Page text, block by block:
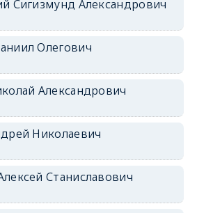
Сигизмунд Александрович
Олегович
Александрович
Николаевич
Станиславович